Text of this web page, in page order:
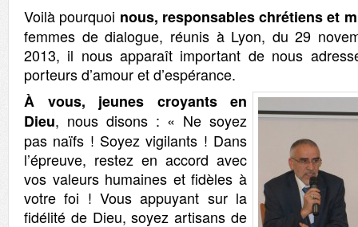
Voilà pourquoi nous, responsables chrétiens et
femmes de dialogue, réunis à Lyon, du 29
2013, il nous apparaît important de nous
porteurs d’amour et d’espérance.
À vous, jeunes croyants en
Dieu, nous disons : « Ne soyez
pas naïfs ! Soyez vigilants ! Dans
l’épreuve, restez en accord avec
vos valeurs humaines et fidèles à
votre foi ! Vous appuyant sur la
fidélité de Dieu, soyez artisans de